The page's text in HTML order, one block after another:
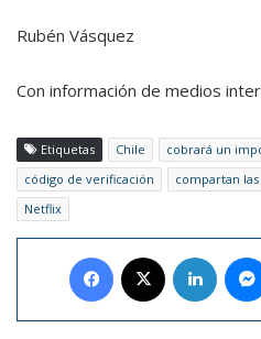
Rubén Vásquez
Con información de medios
Etiquetas Chile
cobrará un
código de verificación
compartan
Netflix
Facebook LinkedIn